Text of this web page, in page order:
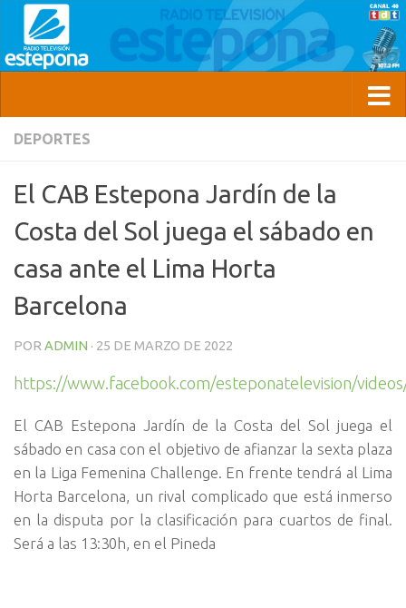
DEPORTES
El CAB Estepona Jardín de la
Costa del Sol juega el sábado en
casa ante el Lima Horta
Barcelona
POR ADMIN · 25 DE MARZO DE 2022
https://www.facebook.com/esteponatelevision/
El CAB Estepona Jardín de la Costa del Sol juega el
sábado en casa con el objetivo de afianzar la sexta plaza
en la Liga Femenina Challenge. En frente tendrá al Lima
Horta Barcelona, un rival complicado que está inmerso
en la disputa por la clasificación para cuartos de final.
Será a las 13:30h, en el Pineda